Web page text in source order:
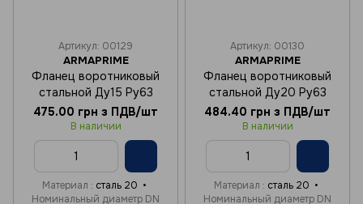
Артикул: 00129
ARMAPRIME
Фланец воротниковый
стальной Ду15 Ру63
475.00 грн з ПДВ/шт
В наличии
Материал
сталь 20
Номинальный диаметр DN
Артикул: 00130
ARMAPRIME
Фланец воротниковый
стальной Ду20 Ру63
484.40 грн з ПДВ/шт
В наличии
Материал
сталь 20
Номинальный диаметр DN